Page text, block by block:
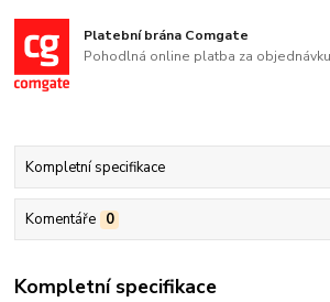
Platební brána Comgate
Pohodlná online platba za
Kompletní specifikace
Komentáře 0
Kompletní specifikace